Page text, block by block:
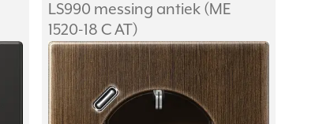
LS990 messing antiek (ME
1520-18 C AT)